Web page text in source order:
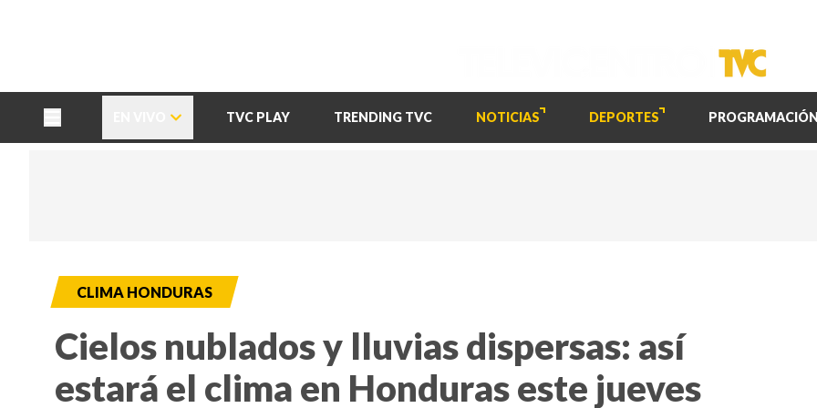
TVC PLAY TRENDING TVC NOTICIAS DEPORTES PROGRAMACIÓN
CLIMA HONDURAS
Cielos nublados y lluvias dispersas: así
estará el clima en Honduras este jueves